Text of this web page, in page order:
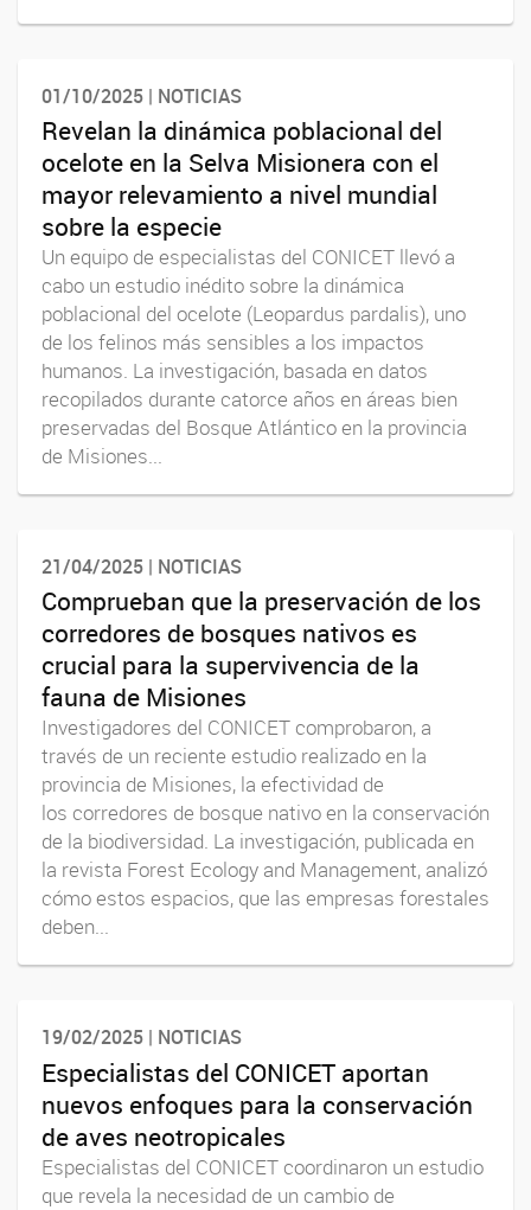
01/10/2025 | NOTICIAS
Revelan la dinámica poblacional del
ocelote en la Selva Misionera con el
mayor relevamiento a nivel mundial
sobre la especie
Un equipo de especialistas del CONICET llevó a
cabo un estudio inédito sobre la dinámica
poblacional del ocelote (Leopardus pardalis), uno
de los felinos más sensibles a los impactos
humanos. La investigación, basada en datos
recopilados durante catorce años en áreas bien
preservadas del Bosque Atlántico en la provincia
de Misiones...
21/04/2025 | NOTICIAS
Comprueban que la preservación de los
corredores de bosques nativos es
crucial para la supervivencia de la
fauna de Misiones
Investigadores del CONICET comprobaron, a
través de un reciente estudio realizado en la
provincia de Misiones, la efectividad de
los corredores de bosque nativo en la conservación
de la biodiversidad. La investigación, publicada en
la revista Forest Ecology and Management, analizó
cómo estos espacios, que las empresas forestales
deben...
19/02/2025 | NOTICIAS
Especialistas del CONICET aportan
nuevos enfoques para la conservación
de aves neotropicales
Especialistas del CONICET coordinaron un estudio
que revela la necesidad de un cambio de